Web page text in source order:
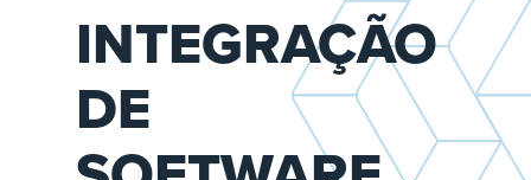
INTEGRAÇÃO
DE